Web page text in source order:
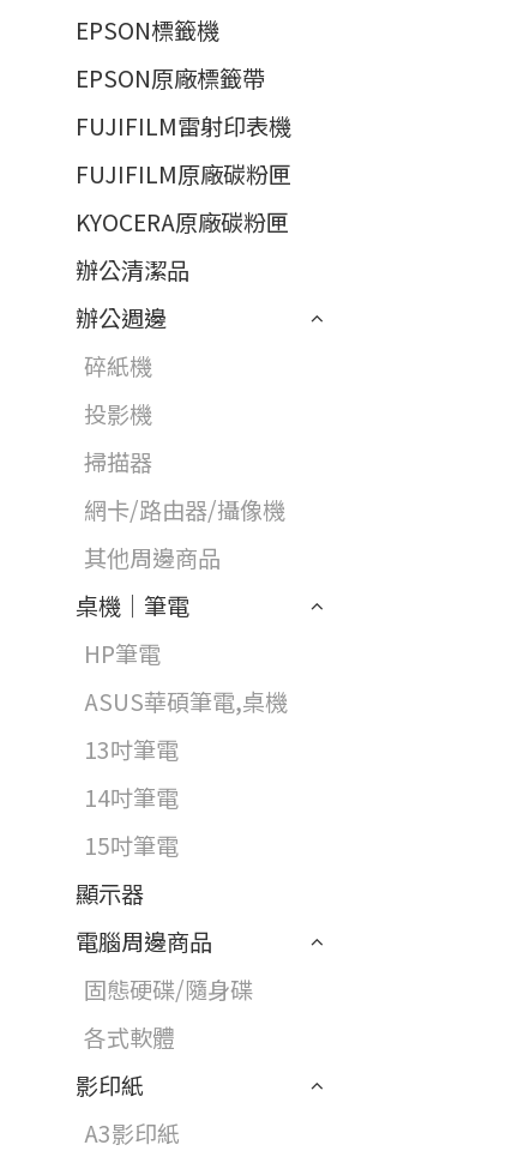
EPSON標籤機
EPSON原廠標籤帶
FUJIFILM雷射印表機
FUJIFILM原廠碳粉匣
KYOCERA原廠碳粉匣
辦公清潔品
辦公週邊
碎紙機
投影機
掃描器
網卡/路由器/攝像機
其他周邊商品
桌機｜筆電
HP筆電
ASUS華碩筆電,桌機
13吋筆電
14吋筆電
15吋筆電
顯示器
電腦周邊商品
固態硬碟/隨身碟
各式軟體
影印紙
A3影印紙